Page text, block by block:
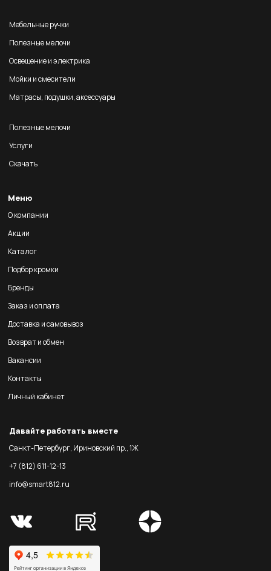
Мебельные ручки
Полезные мелочи
Освещение и электрика
Мойки и смесители
Матрасы, подушки, аксессуары
Полезные мелочи
Услуги
Скачать
Меню
О компании
Акции
Каталог
Подбор кромки
Бренды
Заказ и оплата
Доставка и самовывоз
Возврат и обмен
Вакансии
Контакты
Личный кабинет
Давайте работать вместе
Санкт-Петербург, Ириновский пр., 1Ж
+7 (812) 611-12-13
info@smart812.ru